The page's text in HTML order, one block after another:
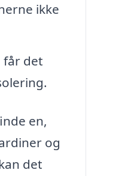
ikke
får det
en,
og
det